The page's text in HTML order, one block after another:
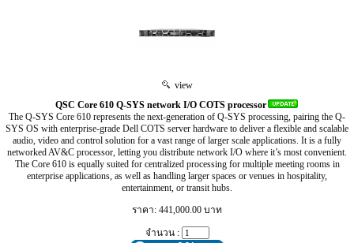
view
QSC Core 610 Q-SYS network I/O COTS processor
The Q-SYS Core 610 represents the next-generation of Q-SYS processing, pairing the Q-
SYS OS with enterprise-grade Dell COTS server hardware to deliver a flexible and scalable
audio, video and control solution for a vast range of larger scale applications. It is a fully
networked AV&C processor, letting you distribute network I/O where it’s most convenient.
The Core 610 is equally suited for centralized processing for multiple meeting rooms in
enterprise applications, as well as handling larger spaces or venues in hospitality,
entertainment, or transit hubs.
ราคา: 441,000.00 บาท
จำนวน :